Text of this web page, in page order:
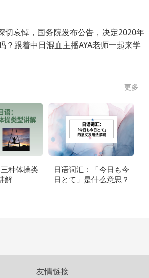
切哀悼，国务院发布公告，决定2020年
跟着中日混血主播AYA老师一起来学
更多
种体操类
解
日语词汇：「今日も今
日とて」是什么意思？
友情链接